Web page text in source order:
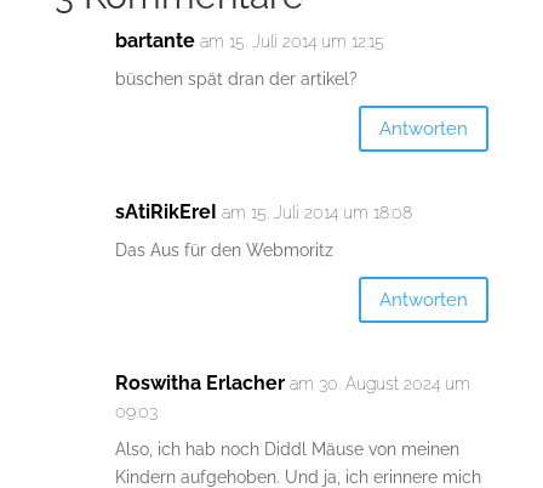
bartante am 15. Juli 2014 um 12:15
büschen spät dran der artikel?
Antworten
sAtiRikEreI am 15. Juli 2014 um 18:08
Das Aus für den Webmoritz
Antworten
Roswitha Erlacher am 30. August 2024 um
09:03
Also, ich hab noch Diddl Mäuse von meinen
Kindern aufgehoben. Und ja, ich erinnere mich